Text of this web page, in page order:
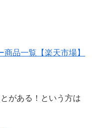
品一覧【楽天市場】
がある！という方は